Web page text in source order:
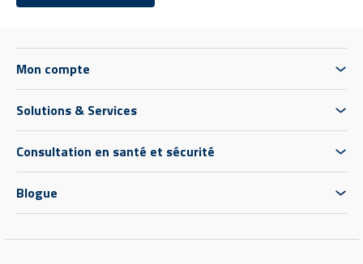
Mon compte
Solutions & Services
Consultation en santé et sécurité
Blogue